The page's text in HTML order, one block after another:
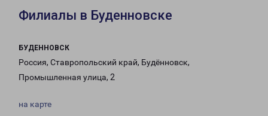
Филиалы в Буденновске
БУДЕННОВСК
Россия, Ставропольский край, Будённовск,
Промышленная улица, 2
на карте